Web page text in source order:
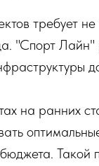
требует
"Спорт
на ранних
Такой